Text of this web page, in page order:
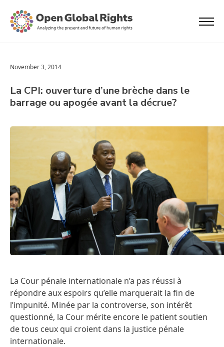
November 3, 2014
La CPI: ouverture d’une brèche dans le
barrage ou apogée avant la décrue?
La Cour pénale internationale n’a pas réussi à
répondre aux espoirs qu’elle marquerait la fin de
l’impunité. Minée par la controverse, son intérêt
questionné, la Cour mérite encore le patient soutien
de tous ceux qui croient dans la justice pénale
internationale.